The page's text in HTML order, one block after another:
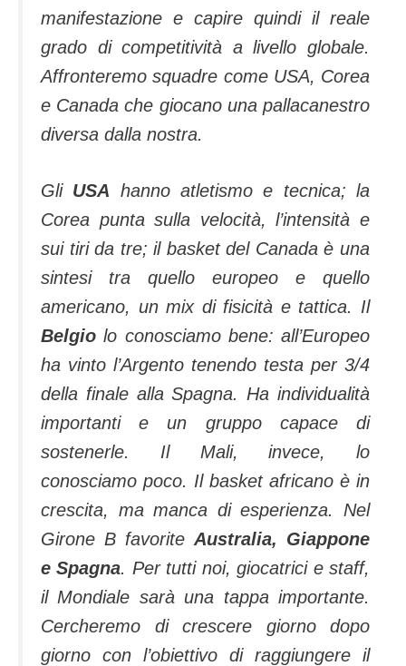
manifestazione e capire quindi il reale
grado di competitività a livello globale.
Affronteremo squadre come USA, Corea
e Canada che giocano una pallacanestro
diversa dalla nostra.
Gli USA hanno atletismo e tecnica; la
Corea punta sulla velocità, l’intensità e
sui tiri da tre; il basket del Canada è una
sintesi tra quello europeo e quello
americano, un mix di fisicità e tattica. Il
Belgio lo conosciamo bene: all’Europeo
ha vinto l’Argento tenendo testa per 3/4
della finale alla Spagna. Ha individualità
importanti e un gruppo capace di
sostenerle. Il Mali, invece, lo
conosciamo poco. Il basket africano è in
crescita, ma manca di esperienza. Nel
Girone B favorite Australia, Giappone
e Spagna. Per tutti noi, giocatrici e staff,
il Mondiale sarà una tappa importante.
Cercheremo di crescere giorno dopo
giorno con l’obiettivo di raggiungere il